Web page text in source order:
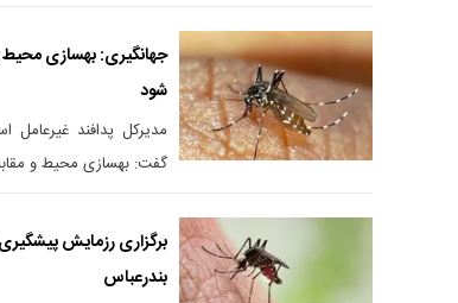
جهانگیری: بهسازی محیط
شود
مدیرکل پدافند غیرعامل
گفت: بهسازی محیط و
برگزاری رزمایش
بندرعباس